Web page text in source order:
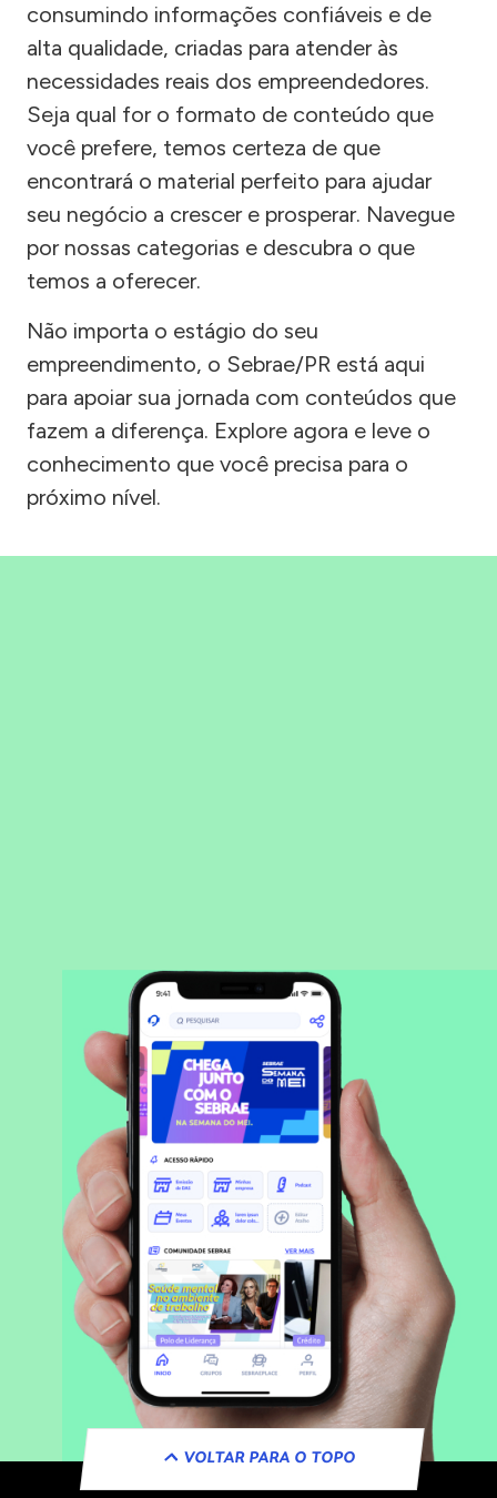
consumindo informações confiáveis e de
alta qualidade, criadas para atender às
necessidades reais dos empreendedores.
Seja qual for o formato de conteúdo que
você prefere, temos certeza de que
encontrará o material perfeito para ajudar
seu negócio a crescer e prosperar. Navegue
por nossas categorias e descubra o que
temos a oferecer.
Não importa o estágio do seu
empreendimento, o Sebrae/PR está aqui
para apoiar sua jornada com conteúdos que
fazem a diferença. Explore agora e leve o
conhecimento que você precisa para o
próximo nível.
VOLTAR PARA O TOPO